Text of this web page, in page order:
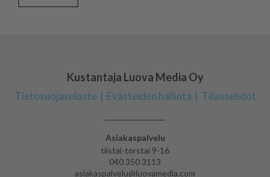
Kustantaja Luova Media Oy
Tietosuojaseloste Evästeiden hallinta Tilausehdot
Asiakaspalvelu
tiistai-torstai 9-16
040 350 3113
asiakaspalvelu@luovamedia.com